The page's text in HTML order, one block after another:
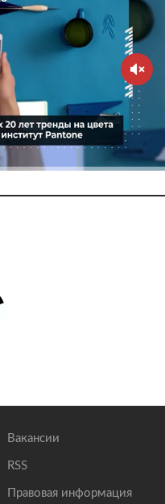
Вакансии
RSS
Правовая информация